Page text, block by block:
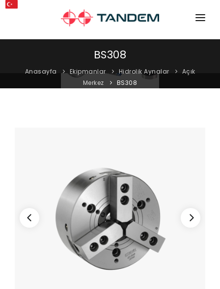
ANA SAYFA
SERVIS
BS308
Anasayfa Ekipmanlar Hidrolik Aynalar
Açık
Merkez
BS308